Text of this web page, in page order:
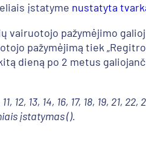
įstatyme nustatyta
pažymėjimo
pažymėjimą tiek
dieną po 2 metus
13, 14, 16, 17, 18, 19, 21, 22,
įstatymas ().